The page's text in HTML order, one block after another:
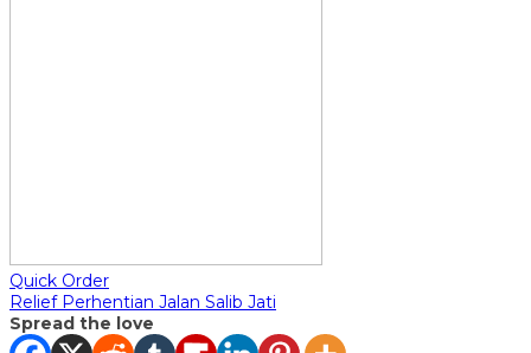
Quick Order
Relief Perhentian Jalan Salib Jati
Spread the love